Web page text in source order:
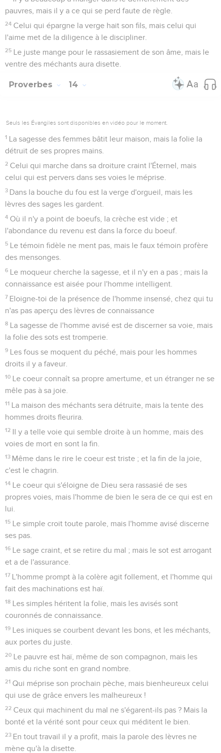
pauvres, mais il y a ce qui se perd faute de règle.
24 Celui qui épargne la verge hait son fils, mais celui qui
l'aime met de la diligence à le discipliner.
25 Le juste mange pour le rassasiement de son âme, mais le
ventre des méchants aura disette.
Proverbes 14
Seuls les Évangiles sont disponibles en vidéo pour le moment.
1 La sagesse des femmes bâtit leur maison, mais la folie la
détruit de ses propres mains.
2 Celui qui marche dans sa droiture craint l'Éternel, mais
celui qui est pervers dans ses voies le méprise.
3 Dans la bouche du fou est la verge d'orgueil, mais les
lèvres des sages les gardent.
4 Où il n'y a point de boeufs, la crèche est vide ; et
l'abondance du revenu est dans la force du boeuf.
5 Le témoin fidèle ne ment pas, mais le faux témoin profère
des mensonges.
6 Le moqueur cherche la sagesse, et il n'y en a pas ; mais la
connaissance est aisée pour l'homme intelligent.
7 Eloigne-toi de la présence de l'homme insensé, chez qui tu
n'as pas aperçu des lèvres de connaissance
8 La sagesse de l'homme avisé est de discerner sa voie, mais
la folie des sots est tromperie.
9 Les fous se moquent du péché, mais pour les hommes
droits il y a faveur.
10 Le coeur connaît sa propre amertume, et un étranger ne se
mêle pas à sa joie.
11 La maison des méchants sera détruite, mais la tente des
hommes droits fleurira.
12 Il y a telle voie qui semble droite à un homme, mais des
voies de mort en sont la fin.
13 Même dans le rire le coeur est triste ; et la fin de la joie,
c'est le chagrin.
14 Le coeur qui s'éloigne de Dieu sera rassasié de ses
propres voies, mais l'homme de bien le sera de ce qui est en
lui.
15 Le simple croit toute parole, mais l'homme avisé discerne
ses pas.
16 Le sage craint, et se retire du mal ; mais le sot est arrogant
et a de l'assurance.
17 L'homme prompt à la colère agit follement, et l'homme qui
fait des machinations est haï.
18 Les simples héritent la folie, mais les avisés sont
couronnés de connaissance.
19 Les iniques se courbent devant les bons, et les méchants,
aux portes du juste.
20 Le pauvre est haï, même de son compagnon, mais les
amis du riche sont en grand nombre.
21 Qui méprise son prochain pèche, mais bienheureux celui
qui use de grâce envers les malheureux !
22 Ceux qui machinent du mal ne s'égarent-ils pas ? Mais la
bonté et la vérité sont pour ceux qui méditent le bien.
23 En tout travail il y a profit, mais la parole des lèvres ne
mène qu'à la disette.